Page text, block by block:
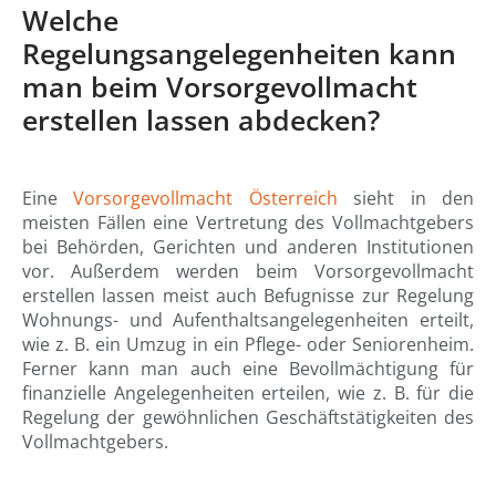
Welche
Regelungsangelegenheiten kann
man beim Vorsorgevollmacht
erstellen lassen abdecken?
EineVorsorgevollmacht Österreich sieht in den
meisten Fällen eine Vertretung des Vollmachtgebers
bei Behörden, Gerichten und anderen Institutionen
vor. Außerdem werden beim Vorsorgevollmacht
erstellen lassen meist auch Befugnisse zur Regelung
Wohnungs- und Aufenthaltsangelegenheiten erteilt,
wie z. B. ein Umzug in ein Pflege- oder Seniorenheim.
Ferner kann man auch eine Bevollmächtigung für
finanzielle Angelegenheiten erteilen, wie z. B. für die
Regelung der gewöhnlichen Geschäftstätigkeiten des
Vollmachtgebers.